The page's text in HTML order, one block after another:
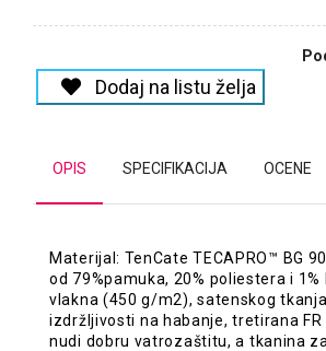
Dodaj na listu želja
OPIS SPECIFIKACIJA OCENE
Materijal: TenCate TECAPRO™ BG
od 79%pamuka, 20% poliestera i 1%
vlakna (450 g/m2), satenskog
izdržljivosti na habanje, tretirana
nudi dobru vatrozaštitu, a tkanina